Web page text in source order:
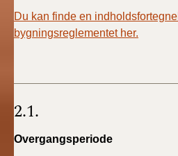
Du kan finde en
bygningsreglementet her.
2.1.
Overgangsperiode